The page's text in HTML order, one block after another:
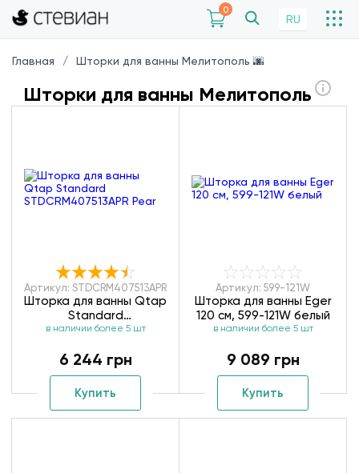
0
RU
Главная Шторки для ванны Мелитополь 🌆
Шторки для ванны Мелитополь
Артикул: STDCRM407513APR
Шторка для ванны Qtap
Standard
STDCRM407513APR Pear
в наличии более 5 шт
6 244 грн
Купить
Артикул: 599-121W
Шторка для ванны Eger
120 см, 599-121W белый
в наличии более 5 шт
9 089 грн
Купить